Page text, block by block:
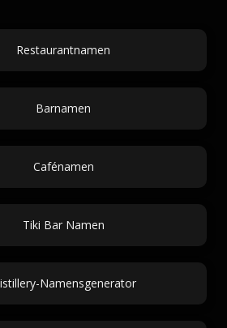
Restaurantnamen
Barnamen
Cafénamen
Tiki Bar Namen
Namensgenerator